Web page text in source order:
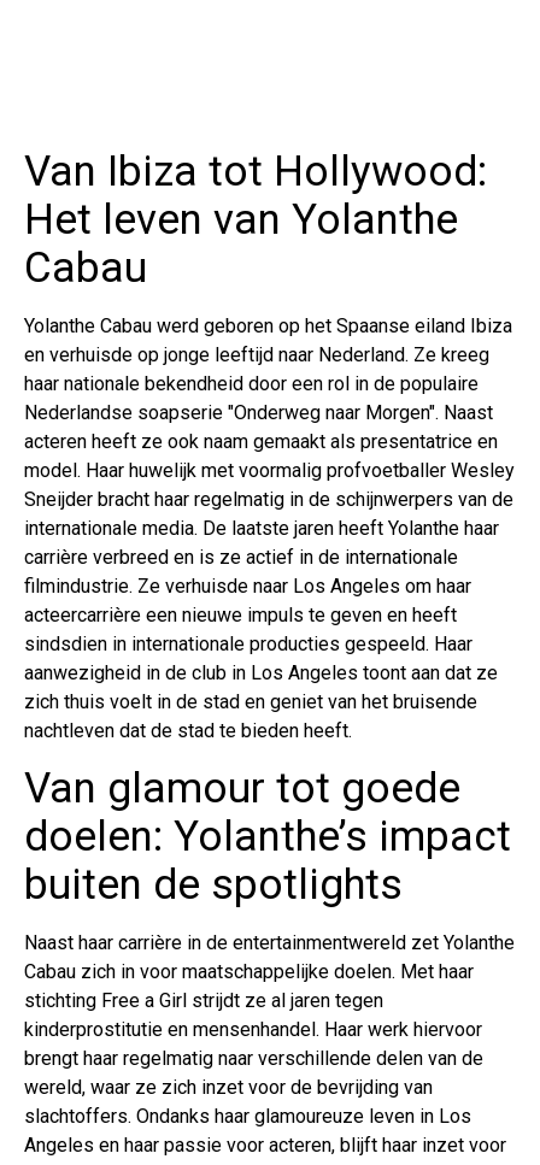
Van Ibiza tot Hollywood:
Het leven van Yolanthe
Cabau
Yolanthe Cabau werd geboren op het Spaanse eiland Ibiza
en verhuisde op jonge leeftijd naar Nederland. Ze kreeg
haar nationale bekendheid door een rol in de populaire
Nederlandse soapserie "Onderweg naar Morgen". Naast
acteren heeft ze ook naam gemaakt als presentatrice en
model. Haar huwelijk met voormalig profvoetballer Wesley
Sneijder bracht haar regelmatig in de schijnwerpers van de
internationale media.​ De laatste jaren heeft Yolanthe haar
carrière verbreed en is ze actief in de internationale
filmindustrie. Ze verhuisde naar Los Angeles om haar
acteercarrière een nieuwe impuls te geven en heeft
sindsdien in internationale producties gespeeld. Haar
aanwezigheid in de club in Los Angeles toont aan dat ze
zich thuis voelt in de stad en geniet van het bruisende
nachtleven dat de stad te bieden heeft.
Van glamour tot goede
doelen: Yolanthe’s impact
buiten de spotlights
Naast haar carrière in de entertainmentwereld zet Yolanthe
Cabau zich in voor maatschappelijke doelen. Met haar
stichting Free a Girl strijdt ze al jaren tegen
kinderprostitutie en mensenhandel. Haar werk hiervoor
brengt haar regelmatig naar verschillende delen van de
wereld, waar ze zich inzet voor de bevrijding van
slachtoffers. Ondanks haar glamoureuze leven in Los
Angeles en haar passie voor acteren, blijft haar inzet voor